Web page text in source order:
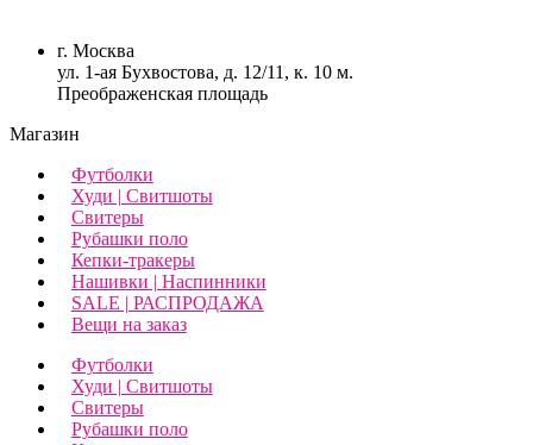
г. Москва
ул. 1-ая Бухвостова, д. 12/11, к. 10 м.
Преображенская площадь
Магазин
Футболки
Худи | Свитшоты
Свитеры
Рубашки поло
Кепки-тракеры
Нашивки | Наспинники
SALE | РАСПРОДАЖА
Вещи на заказ
Футболки
Худи | Свитшоты
Свитеры
Рубашки поло